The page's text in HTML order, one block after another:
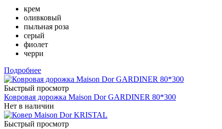
крем
оливковый
пыльная роза
серый
фиолет
черри
Подробнее
Быстрый просмотр
Ковровая дорожка Maison Dor GARDINER 80*300
Нет в наличии
Быстрый просмотр